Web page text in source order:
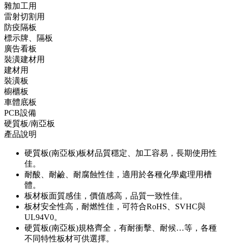
雜加工用
雷射切割用
防疫隔板
標示牌、隔板
廣告看板
裝潢建材用
建材用
裝潢板
櫥櫃板
車體底板
PCB設備
硬質板/南亞板
產品說明
硬質板(南亞板)板材品質穩定、加工容易，長期使用性
佳。
耐酸、耐鹼、耐腐蝕性佳，適用於各種化學處理用槽
體。
板材板面質感佳，價值感高，品質一致性佳。
板材安全性高，耐燃性佳，可符合RoHS、SVHC與
UL94V0。
硬質板(南亞板)規格齊全，有耐衝擊、耐候…等，各種
不同特性板材可供選擇。